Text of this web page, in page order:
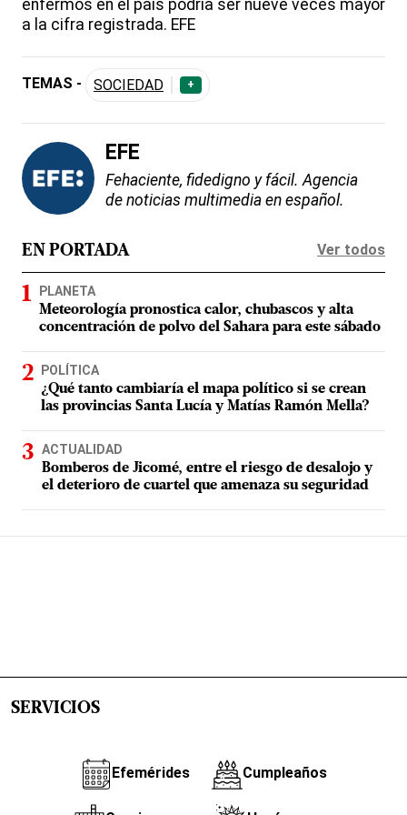
enfermos en el país podría ser nueve veces mayor
a la cifra registrada. EFE
TEMAS - SOCIEDAD +
EFE
Fehaciente, fidedigno y fácil. Agencia
de noticias multimedia en español.
EN PORTADA Ver todos
PLANETA
Meteorología pronostica calor, chubascos y alta
concentración de polvo del Sahara para este sábado
POLÍTICA
¿Qué tanto cambiaría el mapa político si se crean
las provincias Santa Lucía y Matías Ramón Mella?
ACTUALIDAD
Bomberos de Jicomé, entre el riesgo de desalojo y
el deterioro de cuartel que amenaza su seguridad
SERVICIOS
Efemérides Cumpleaños